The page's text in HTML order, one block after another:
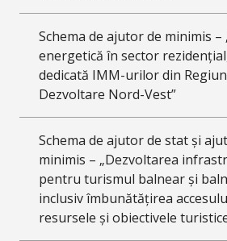
Schema de ajutor de minimis –
energetică în sector
dedicată IMM-urilor din
Dezvoltare Nord-Vest”
Schema de ajutor de stat și
minimis – „Dezvoltarea
pentru turismul balnear și
inclusiv îmbunătățirea
resursele și obiectivele